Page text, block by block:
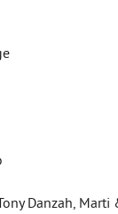
Danzah, Marti